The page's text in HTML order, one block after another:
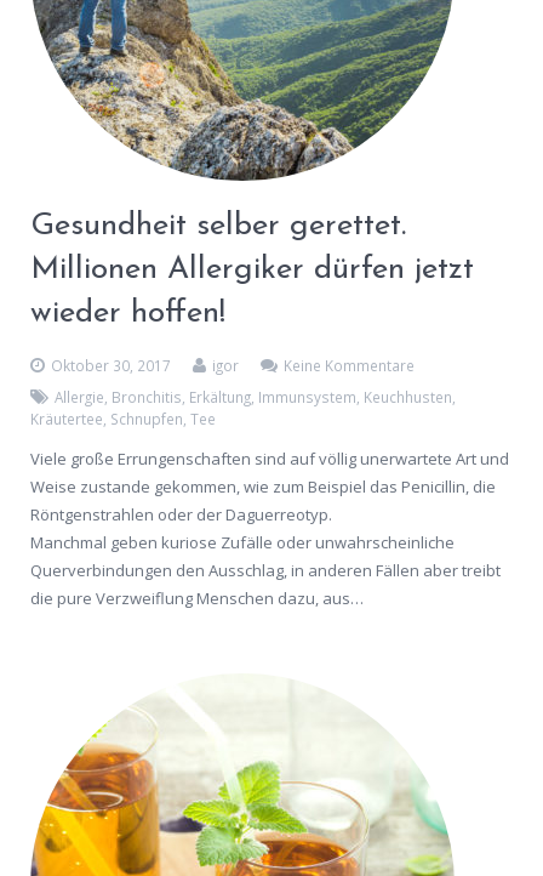
Gesundheit selber gerettet.
Millionen Allergiker dürfen jetzt
wieder hoffen!
Oktober 30, 2017 igor
Keine Kommentare
Allergie Bronchitis Erkältung Immunsystem Keuchhusten
Kräutertee Schnupfen Tee
Viele große Errungenschaften sind auf völlig unerwartete Art und
Weise zustande gekommen, wie zum Beispiel das Penicillin, die
Röntgenstrahlen oder der Daguerreotyp.
Manchmal geben kuriose Zufälle oder unwahrscheinliche
Querverbindungen den Ausschlag, in anderen Fällen aber treibt
die pure Verzweiflung Menschen dazu, aus…